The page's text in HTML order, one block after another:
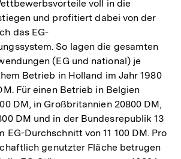
voll in die
und profitiert dabei von der
das EG-
So lagen die gesamten
(EG und national) je
Betrieb in Holland im Jahr 1980
Für einen Betrieb in Belgien
DM, in Großbritannien 20800 DM,
DM und in der Bundesrepublik 13
EG-Durchschnitt von 11 100 DM. Pro
genutzter Fläche betrugen